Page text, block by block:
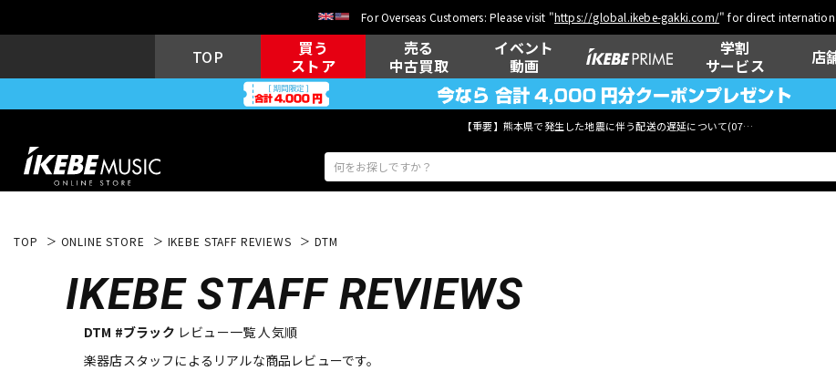
For Overseas Customers: Please visit "https://global.ikebe-gakki.com/" for direct
TOP
買う
ストア
売る
中古買取
イベント
動画
学割
サービス
店
【重要】熊本県で発生した地震に伴う配送の遅延について(07月29日
アコギ/エレ
キーボード
TOP ONLINE STORE IKEBE STAFF REVIEWS DTM
IKEBE STAFF REVIEWS
DTM #ブラック レビュー一覧 人気順
楽器店スタッフによるリアルな商品レビューです。